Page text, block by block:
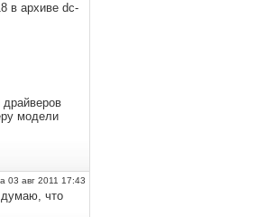
в архиве dc-
модели
03 авг 2011 17:43
думаю, что